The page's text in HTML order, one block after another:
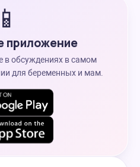
📱
приложение
в обсуждениях в самом
для беременных и мам.